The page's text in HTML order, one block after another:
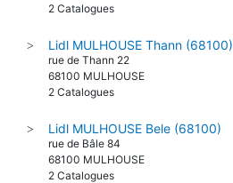
2 Catalogues
> Lidl MULHOUSE Thann (68100)
rue de Thann 22
68100 MULHOUSE
2 Catalogues
> Lidl MULHOUSE Bele (68100)
rue de Bâle 84
68100 MULHOUSE
2 Catalogues